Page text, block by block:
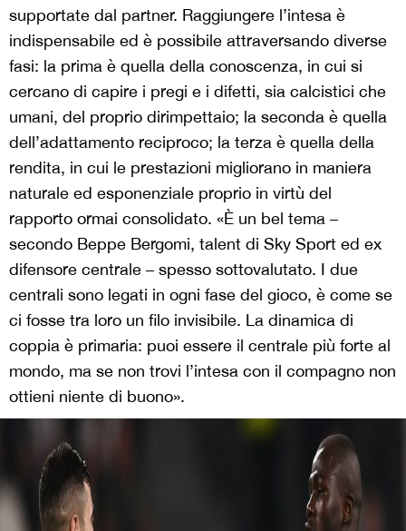
supportate dal partner. Raggiungere l’intesa è
indispensabile ed è possibile attraversando diverse
fasi: la prima è quella della conoscenza, in cui si
cercano di capire i pregi e i difetti, sia calcistici che
umani, del proprio dirimpettaio; la seconda è quella
dell’adattamento reciproco; la terza è quella della
rendita, in cui le prestazioni migliorano in maniera
naturale ed esponenziale proprio in virtù del
rapporto ormai consolidato. «È un bel tema –
secondo Beppe Bergomi, talent di Sky Sport ed ex
difensore centrale – spesso sottovalutato. I due
centrali sono legati in ogni fase del gioco, è come se
ci fosse tra loro un filo invisibile. La dinamica di
coppia è primaria: puoi essere il centrale più forte al
mondo, ma se non trovi l’intesa con il compagno non
ottieni niente di buono».